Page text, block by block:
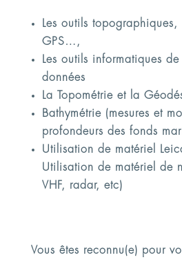
Les outils
GPS…,
Les outils informatiques
données
La Topométrie et la
Bathymétrie (mesures et
profondeurs des fonds
Utilisation de matériel
Utilisation de matériel de
VHF, radar, etc)
Vous êtes reconnu(e) pour